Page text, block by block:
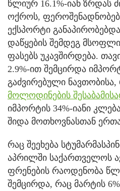
წლიურ 16.1%-იან ზრდას
ოქროს,
ექსპორტი
დაწყების შემდეგ
ფასებს უკავშირდება.
2.9%-ით შემცირდა
გაძვირებული ნავთობისა,
მოლოდინების
იმპორტის 34%-იანი
შიდა მოთხოვნასთან
რაც შეეხება
აპრილში საქართველოს
ფრენების რაოდენობა
შემცირდა, რაც მარტის